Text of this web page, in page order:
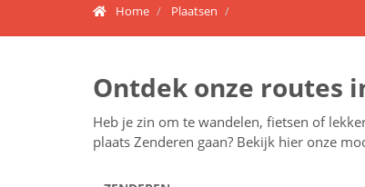
Home Plaatsen
Ontdek onze routes
Heb je zin om te wandelen, fietsen of
plaats Zenderen gaan? Bekijk hier onze